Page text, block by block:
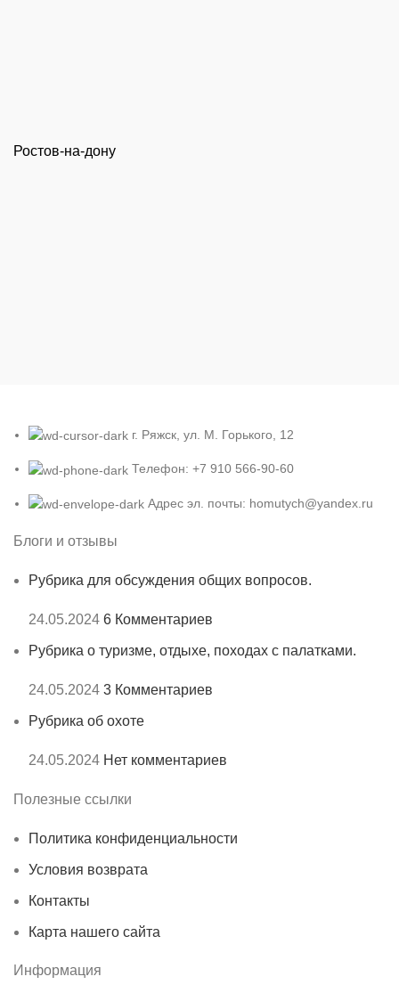
Ростов-на-дону
г. Ряжск, ул. М. Горького, 12
Телефон: +7 910 566-90-60
Адрес эл. почты: homutych@yandex.ru
Блоги и отзывы
Рубрика для обсуждения общих вопросов.
24.05.2024 6 Комментариев
Рубрика о туризме, отдыхе, походах с палатками.
24.05.2024 3 Комментариев
Рубрика об охоте
24.05.2024 Нет комментариев
Полезные ссылки
Политика конфиденциальности
Условия возврата
Контакты
Карта нашего сайта
Информация